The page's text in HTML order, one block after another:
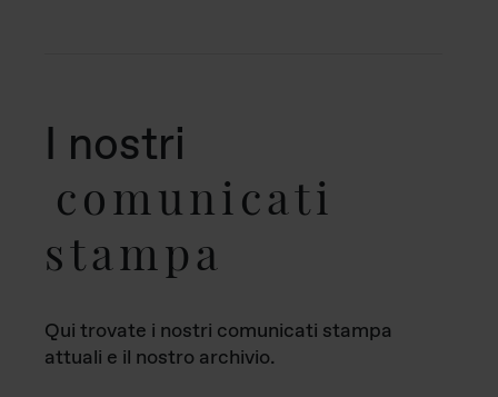
I nostri
comunicati
stampa
Qui trovate i nostri comunicati stampa
attuali e il nostro archivio.